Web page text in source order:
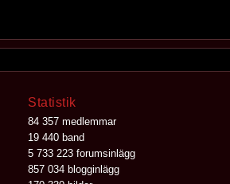
Statistik
84 357 medlemmar
19 440 band
5 733 223 forumsinlägg
857 034 blogginlägg